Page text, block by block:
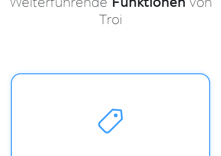
Weiterführende Funktionen von
Troi